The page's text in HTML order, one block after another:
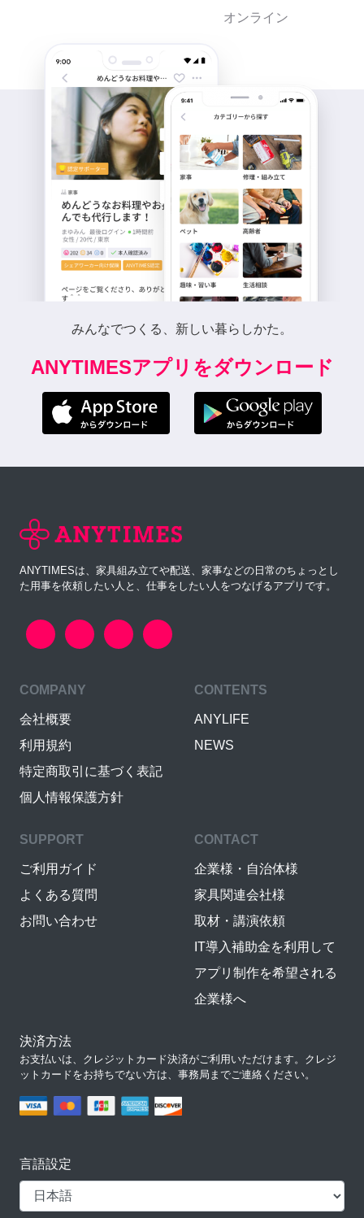
オンライン
みんなでつくる、新しい暮らしかた。
ANYTIMESアプリをダウンロード
ANYTIMESは、家具組み立てや配送、家事などの日常のちょっとし
た用事を依頼したい人と、仕事をしたい人をつなげるアプリです。
COMPANY
会社概要
利用規約
特定商取引に基づく表記
個人情報保護方針
CONTENTS
ANYLIFE
NEWS
SUPPORT
ご利用ガイド
よくある質問
お問い合わせ
CONTACT
企業様・自治体様
家具関連会社様
取材・講演依頼
IT導入補助金を利用して
アプリ制作を希望される
企業様へ
決済方法
お支払いは、クレジットカード決済がご利用いただけます。クレジ
ットカードをお持ちでない方は、事務局までご連絡ください。
言語設定